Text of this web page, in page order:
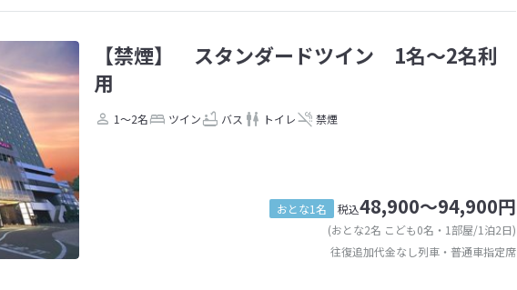
【禁煙】 スタンダードツイン 1名〜2名利
用
1～2名 ツイン バス トイレ 禁煙
おとな1名 税込48,900～94,900円
(おとな2名 こども0名・1部屋/1泊2日)
往復追加代金なし列車・普通車指定席